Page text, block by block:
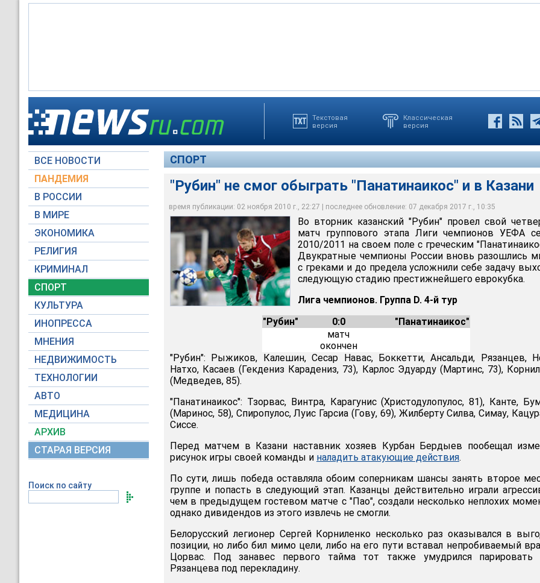
Текстовая
версия
Классическая
версия
ВСЕ НОВОСТИ
ПАНДЕМИЯ
В РОССИИ
В МИРЕ
ЭКОНОМИКА
РЕЛИГИЯ
КРИМИНАЛ
СПОРТ
КУЛЬТУРА
ИНОПРЕССА
МНЕНИЯ
НЕДВИЖИМОСТЬ
ТЕХНОЛОГИИ
АВТО
МЕДИЦИНА
АРХИВ
СТАРАЯ ВЕРСИЯ
Поиск по сайту
СПОРТ
"Рубин" не смог обыграть "Панатинаикос" и в Казани
время публикации: 02 ноября 2010 г., 22:27 | последнее обновление: 07 декабря 2017 г., 10:35
"Рубин" не смог обыграть "Панатинаикос" и в Казани
Reuters
Во вторник казанский "Рубин" провел свой
матч группового этапа Лиги чемпионов УЕФА
2010/2011 на своем поле с греческим
Двукратные чемпионы России вновь разошлись
с греками и до предела усложнили себе задачу
следующую стадию престижнейшего еврокубка.
Лига чемпионов. Группа D. 4-й тур
"Рубин"
0:0
"Панатинаикос"
матч
окончен
"Рубин": Рыжиков, Калешин, Сесар Навас, Боккетти, Ансальди, Рязанцев,
Натхо, Касаев (Гекдениз Карадениз, 73), Карлос Эдуарду (Мартинс, 73),
(Медведев, 85).
"Панатинаикос": Тзорвас, Винтра, Карагунис (Христодулопулос, 81), Канте,
(Маринос, 58), Спиропулос, Луис Гарсиа (Гову, 69), Жилберту Силва, Симау,
Сиссе.
Перед матчем в Казани наставник хозяев Курбан Бердыев пообещал
рисунок игры своей команды и наладить атакующие действия.
По сути, лишь победа оставляла обоим соперникам шансы занять второе
группе и попасть в следующий этап. Казанцы действительно играли
чем в предыдущем гостевом матче с "Пао", создали несколько неплохих
однако дивидендов из этого извлечь не смогли.
Белорусский легионер Сергей Корниленко несколько раз оказывался в
позиции, но либо бил мимо цели, либо на его пути вставал непробиваемый
Цорвас. Под занавес первого тайма тот также умудрился парировать
Рязанцева под перекладину.